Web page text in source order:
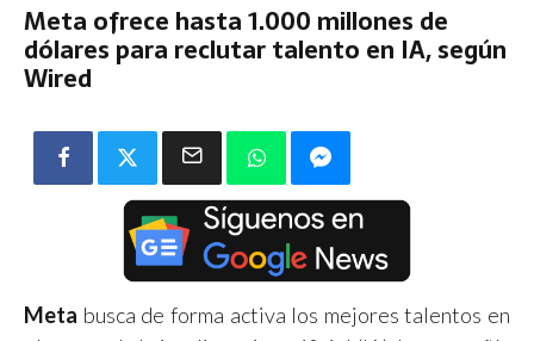
Meta ofrece hasta 1.000 millones de
dólares para reclutar talento en IA, según
Wired
Meta busca de forma activa los mejores talentos en